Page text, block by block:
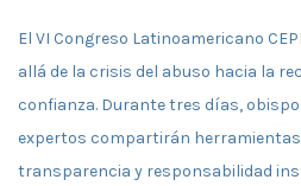
El VI Congreso Latinoamericano
allá de la crisis del abuso hacia la
confianza. Durante tres días,
expertos compartirán
transparencia y responsabilidad